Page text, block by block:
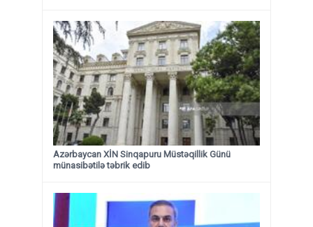
Azərbaycan XİN Sinqapuru Müstəqillik Günü
münasibətilə təbrik edib